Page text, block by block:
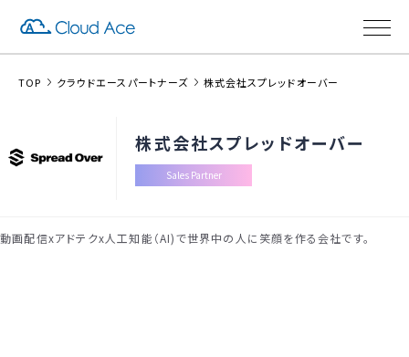
TOP クラウドエースパートナーズ 株式会社スプレッドオーバー
株式会社スプレッドオーバー
Sales Partner
動画配信xアドテクx人工知能（AI)で世界中の人に笑顔を作る会社です。